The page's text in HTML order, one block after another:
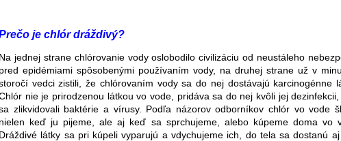
je chlór dráždivý?
Na jednej strane chlórovanie vody oslobodilo civilizáciu od neustáleho
pred epidémiami spôsobenými používaním vody, na druhej strane už v
vedci zistili, že chlórovaním vody sa do nej dostávajú karcinogénne
nie je prirodzenou látkou vo vode, pridáva sa do nej kvôli jej
zlikvidovali baktérie a vírusy. Podľa názorov odborníkov chlór vo vode
nielen keď ju pijeme, ale aj keď sa sprchujeme, alebo kúpeme doma vo
Dráždivé látky sa pri kúpeli vyparujú a vdychujeme ich, do tela sa dostanú